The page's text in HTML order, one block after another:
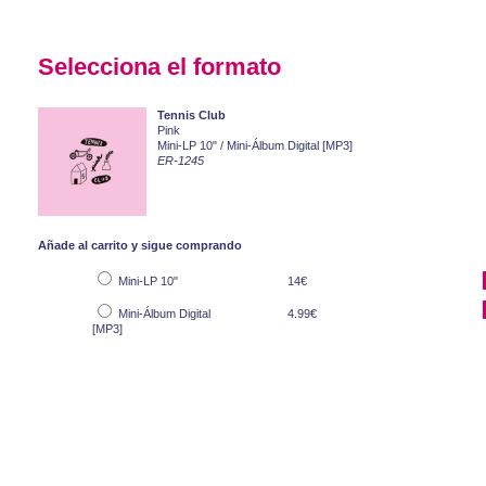
Selecciona el formato
Tennis Club
Pink
Mini-LP 10" / Mini-Álbum Digital [MP3]
ER-1245
Añade al carrito y sigue comprando
Mini-LP 10" 14€
Mini-Álbum Digital
[MP3]
4.99€